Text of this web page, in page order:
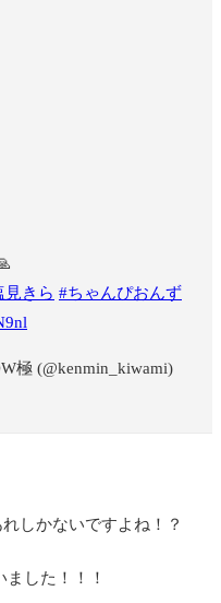
見きら #ちゃんぴおんず
極 (@kenmin_kiwami)
しかないですよね！？
した！！！